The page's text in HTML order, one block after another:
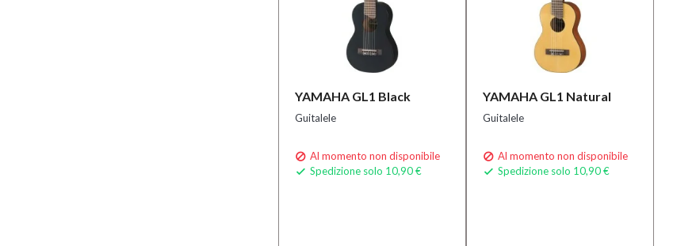
YAMAHA GL1 Black
Guitalele
 Al momento non disponibile
 Spedizione solo 10,90 €
YAMAHA GL1 Natural
Guitalele
 Al momento non disponibile
 Spedizione solo 10,90 €